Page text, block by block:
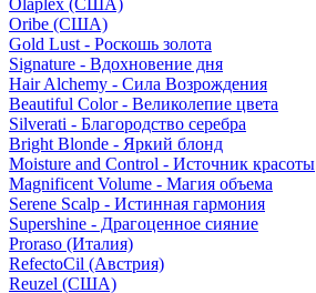
Olaplex (США)
Oribe (США)
Gold Lust - Роскошь золота
Signature - Вдохновение дня
Hair Alchemy - Сила Возрождения
Beautiful Color - Великолепие цвета
Silverati - Благородство серебра
Bright Blonde - Яркий блонд
Moisture and Control - Источник красоты
Magnificent Volume - Магия объема
Serene Scalp - Истинная гармония
Supershine - Драгоценное сияние
Proraso (Италия)
RefectoCil (Австрия)
Reuzel (США)